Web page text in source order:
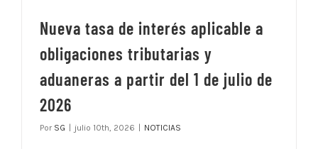
Nueva tasa de interés aplicable a
obligaciones tributarias y
aduaneras a partir del 1 de julio de
2026
Por SG julio 10th, 2026 NOTICIAS